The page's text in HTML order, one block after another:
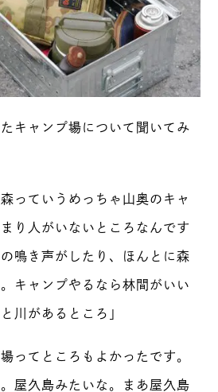
キャンプ場について聞いてみ
っていうめっちゃ山奥のキャ
り人がいないところなんです
鳴き声がしたり、ほんとに森
キャンプやるなら林間がいい
川があるところ」
ってところもよかったです。
屋久島みたいな。まあ屋久島